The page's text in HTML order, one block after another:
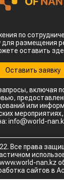
по
для размещения
оставить
Оставить заявку
включая
или
info@world-
Все права
nan.kz
сайтов в